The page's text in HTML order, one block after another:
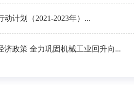
动计划（2021-2023年）...
济政策 全力巩固机械工业回升向...